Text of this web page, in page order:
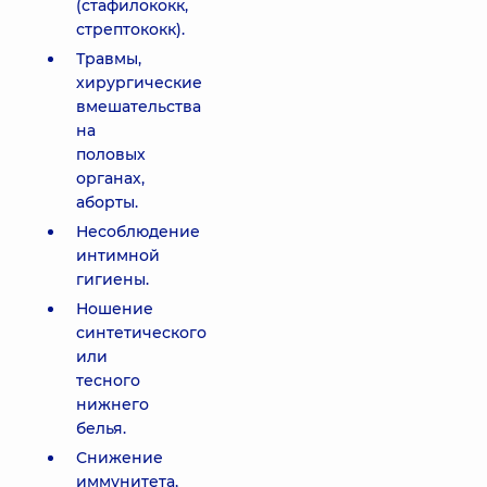
(стафилококк,
стрептококк).
Травмы,
хирургические
вмешательства
на
половых
органах,
аборты.
Несоблюдение
интимной
гигиены.
Ношение
синтетического
или
тесного
нижнего
белья.
Снижение
иммунитета,